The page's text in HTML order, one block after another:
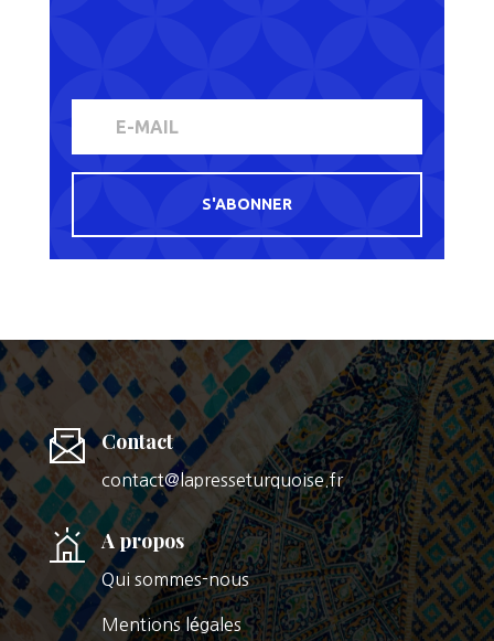
S'ABONNER
Contact
contact@lapresseturquoise.fr
A propos
Qui sommes-nous
Mentions légales